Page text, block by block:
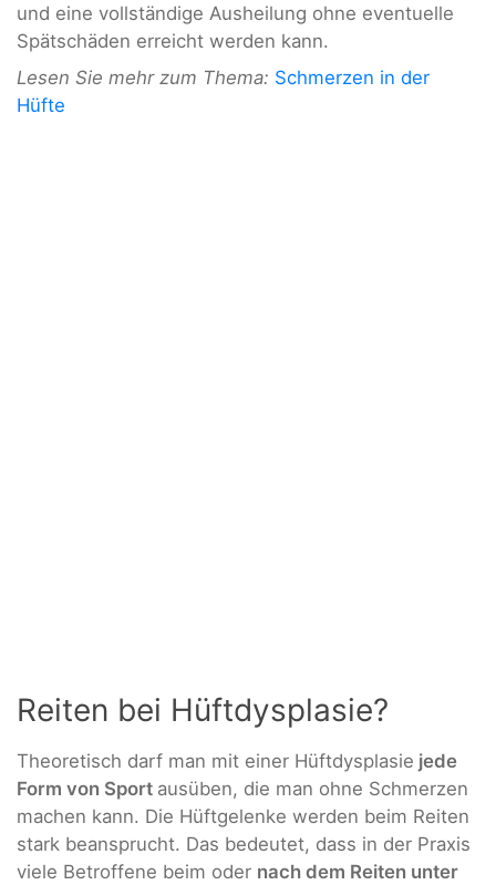
und eine vollständige Ausheilung ohne eventuelle
Spätschäden erreicht werden kann.
Lesen Sie mehr zum Thema: Schmerzen in der
Hüfte
Reiten bei Hüftdysplasie?
Theoretisch darf man mit einer Hüftdysplasie jede
Form von Sport ausüben, die man ohne Schmerzen
machen kann. Die Hüftgelenke werden beim Reiten
stark beansprucht. Das bedeutet, dass in der Praxis
viele Betroffene beim oder nach dem Reiten unter